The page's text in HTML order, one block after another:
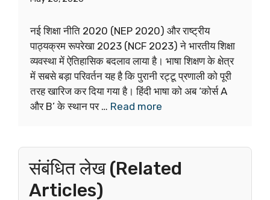
नई शिक्षा नीति 2020 (NEP 2020) और राष्ट्रीय
पाठ्यक्रम रूपरेखा 2023 (NCF 2023) ने भारतीय शिक्षा
व्यवस्था में ऐतिहासिक बदलाव लाया है। भाषा शिक्षण के क्षेत्र
में सबसे बड़ा परिवर्तन यह है कि पुरानी रट्टू प्रणाली को पूरी
तरह खारिज कर दिया गया है। हिंदी भाषा को अब ‘कोर्स A
और B’ के स्थान पर … Read more
संबंधित लेख (Related
Articles)